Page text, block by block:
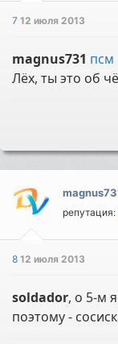
712 июля 2013
magnus731 псм
Лёх, ты это об
репутация:
812 июля 2013
soldador, о 5-м
поэтому -